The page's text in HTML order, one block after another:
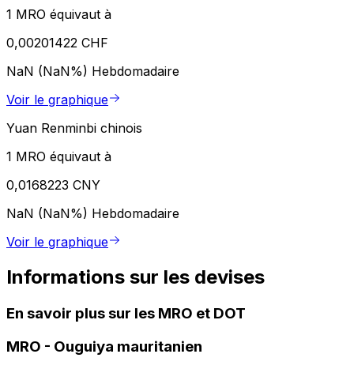
1 MRO équivaut à
0,00201422 CHF
NaN (NaN%) Hebdomadaire
Voir le graphique
Yuan Renminbi chinois
1 MRO équivaut à
0,0168223 CNY
NaN (NaN%) Hebdomadaire
Voir le graphique
Informations sur les devises
En savoir plus sur les MRO et DOT
MRO - Ouguiya mauritanien